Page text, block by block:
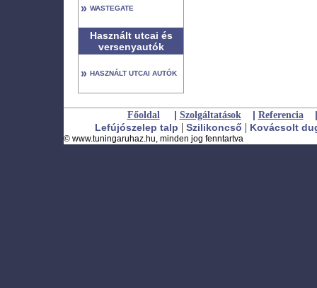
» WASTEGATE
Használt utcai és
versenyautók
» HASZNÁLT UTCAI AUTÓK
Főoldal | Szolgáltatások | Referencia
|
Lefújószelep talp | Szilikoncső | Kovácsolt
© www.tuningaruhaz.hu, minden jog fenntartva